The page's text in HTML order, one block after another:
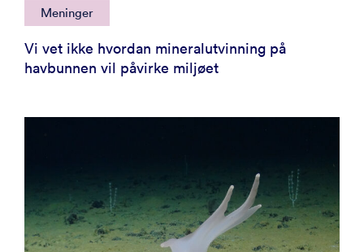
Meninger
Vi vet ikke hvordan mineralutvinning på
havbunnen vil påvirke miljøet